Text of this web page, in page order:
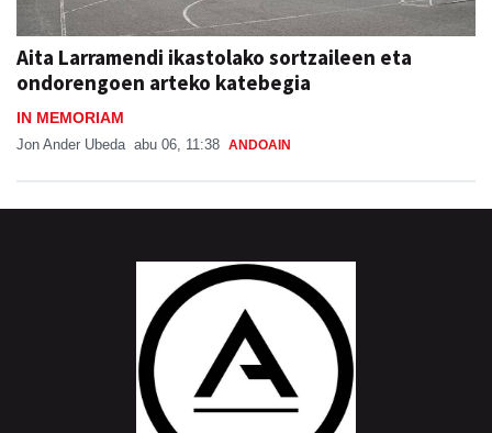
Aita Larramendi ikastolako sortzaileen eta
ondorengoen arteko katebegia
IN MEMORIAM
Jon Ander Ubeda abu 06, 11:38 ANDOAIN